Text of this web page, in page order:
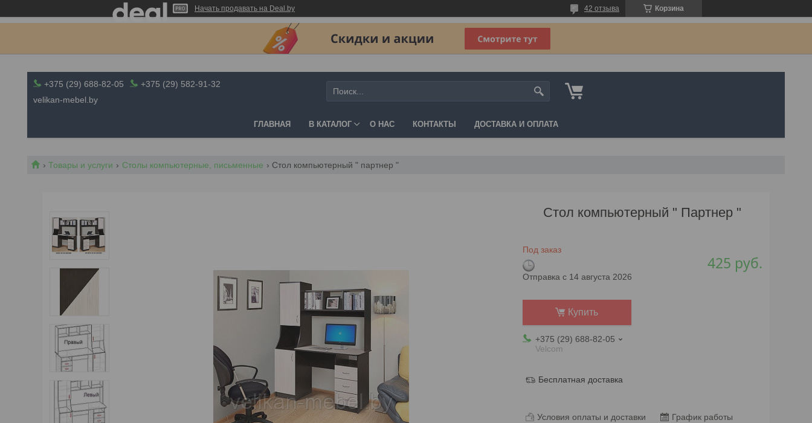
Начать продавать на Deal.by Корзина
42 отзыва
+375 (29) 688-82-05
+375 (29) 582-91-32
velikan-mebel.by
ГЛАВНАЯ В КАТАЛОГ О НАС КОНТАКТЫ ДОСТАВКА И ОПЛАТА
Товары и услуги Столы компьютерные, письменные Стол компьютерный " партнер "
Стол компьютерный " Партнер "
Под заказ
Отправка с 14 августа 2026
425 руб.
Купить
+375 (29) 688-82-05
Velcom
Бесплатная доставка
Условия оплаты и доставки График работы